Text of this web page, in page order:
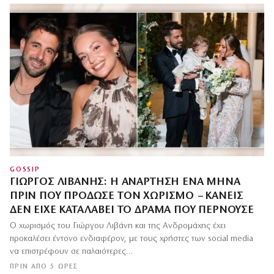
GOSSIP
ΓΙΏΡΓΟΣ ΛΙΒΆΝΗΣ: Η ΑΝΆΡΤΗΣΗ ΈΝΑ ΜΉΝΑ
ΠΡΙΝ ΠΟΥ ΠΡΌΔΩΣΕ ΤΟΝ ΧΩΡΙΣΜΌ – ΚΑΝΕΊΣ
ΔΕΝ ΕΊΧΕ ΚΑΤΑΛΆΒΕΙ ΤΟ ΔΡΆΜΑ ΠΟΥ ΠΕΡΝΟΎΣΕ
ΠΡΙΝ ΑΠΌ 5 ΏΡΕΣ
Ο χωρισμός του Γιώργου Λιβάνη και της Ανδρομάχης έχει
προκαλέσει έντονο ενδιαφέρον, με τους χρήστες των social media
να επιστρέφουν σε παλαιότερες…